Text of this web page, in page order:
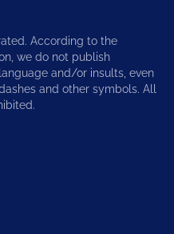
According to the
we do not publish
and/or insults, even
and other symbols. All